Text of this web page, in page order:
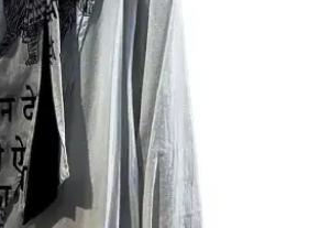
ンズファ
ッショ
ン・コレ